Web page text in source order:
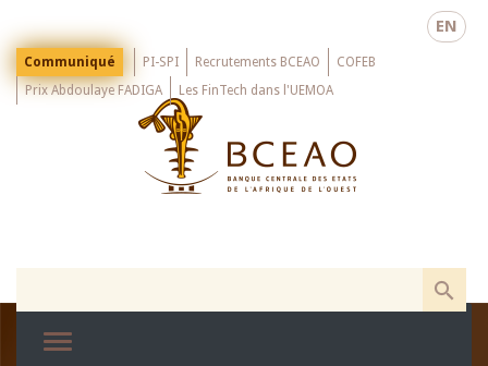
main
EN
Menu
Top
Communiqué PI-SPI Recrutements BCEAO
COFEB
Prix Abdoulaye FADIGA
Les FinTech dans l'UEMOA